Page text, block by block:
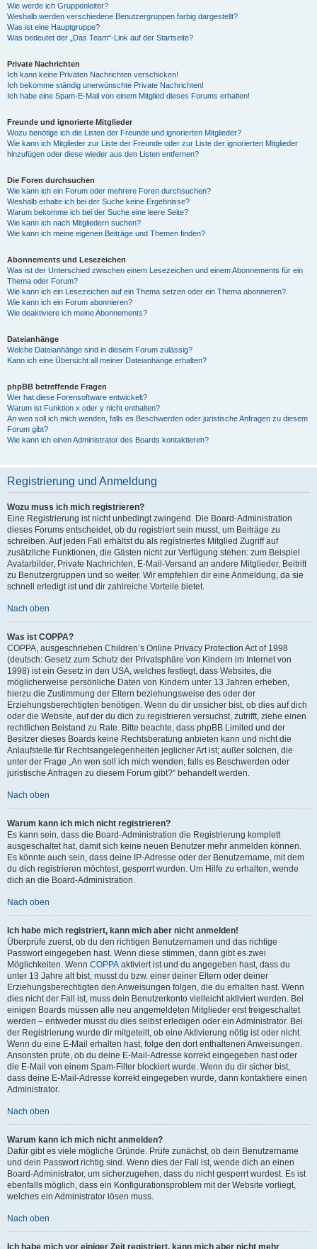
Wie werde ich Gruppenleiter?
Weshalb werden verschiedene Benutzergruppen farbig dargestellt?
Was ist eine Hauptgruppe?
Was bedeutet der „Das Team“-Link auf der Startseite?
Private Nachrichten
Ich kann keine Privaten Nachrichten verschicken!
Ich bekomme ständig unerwünschte Private Nachrichten!
Ich habe eine Spam-E-Mail von einem Mitglied dieses Forums erhalten!
Freunde und ignorierte Mitglieder
Wozu benötige ich die Listen der Freunde und ignorierten Mitglieder?
Wie kann ich Mitglieder zur Liste der Freunde oder zur Liste der ignorierten Mitglieder
hinzufügen oder diese wieder aus den Listen entfernen?
Die Foren durchsuchen
Wie kann ich ein Forum oder mehrere Foren durchsuchen?
Weshalb erhalte ich bei der Suche keine Ergebnisse?
Warum bekomme ich bei der Suche eine leere Seite?
Wie kann ich nach Mitgliedern suchen?
Wie kann ich meine eigenen Beiträge und Themen finden?
Abonnements und Lesezeichen
Was ist der Unterschied zwischen einem Lesezeichen und einem Abonnements für ein
Thema oder Forum?
Wie kann ich ein Lesezeichen auf ein Thema setzen oder ein Thema abonnieren?
Wie kann ich ein Forum abonnieren?
Wie deaktiviere ich meine Abonnements?
Dateianhänge
Welche Dateianhänge sind in diesem Forum zulässig?
Kann ich eine Übersicht all meiner Dateianhänge erhalten?
phpBB betreffende Fragen
Wer hat diese Forensoftware entwickelt?
Warum ist Funktion x oder y nicht enthalten?
An wen soll ich mich wenden, falls es Beschwerden oder juristische Anfragen zu diesem
Forum gibt?
Wie kann ich einen Administrator des Boards kontaktieren?
Registrierung und Anmeldung
Wozu muss ich mich registrieren?
Eine Registrierung ist nicht unbedingt zwingend. Die Board-Administration
dieses Forums entscheidet, ob du registriert sein musst, um Beiträge zu
schreiben. Auf jeden Fall erhältst du als registriertes Mitglied Zugriff auf
zusätzliche Funktionen, die Gästen nicht zur Verfügung stehen: zum Beispiel
Avatarbilder, Private Nachrichten, E-Mail-Versand an andere Mitglieder, Beitritt
zu Benutzergruppen und so weiter. Wir empfehlen dir eine Anmeldung, da sie
schnell erledigt ist und dir zahlreiche Vorteile bietet.
Nach oben
Was ist COPPA?
COPPA, ausgeschrieben Children’s Online Privacy Protection Act of 1998
(deutsch: Gesetz zum Schutz der Privatsphäre von Kindern im Internet von
1998) ist ein Gesetz in den USA, welches festlegt, dass Websites, die
möglicherweise persönliche Daten von Kindern unter 13 Jahren erheben,
hierzu die Zustimmung der Eltern beziehungsweise des oder der
Erziehungsberechtigten benötigen. Wenn du dir unsicher bist, ob dies auf dich
oder die Website, auf der du dich zu registrieren versuchst, zutrifft, ziehe einen
rechtlichen Beistand zu Rate. Bitte beachte, dass phpBB Limited und der
Besitzer dieses Boards keine Rechtsberatung anbieten kann und nicht die
Anlaufstelle für Rechtsangelegenheiten jeglicher Art ist; außer solchen, die
unter der Frage „An wen soll ich mich wenden, falls es Beschwerden oder
juristische Anfragen zu diesem Forum gibt?“ behandelt werden.
Nach oben
Warum kann ich mich nicht registrieren?
Es kann sein, dass die Board-Administration die Registrierung komplett
ausgeschaltet hat, damit sich keine neuen Benutzer mehr anmelden können.
Es könnte auch sein, dass deine IP-Adresse oder der Benutzername, mit dem
du dich registrieren möchtest, gesperrt wurden. Um Hilfe zu erhalten, wende
dich an die Board-Administration.
Nach oben
Ich habe mich registriert, kann mich aber nicht anmelden!
Überprüfe zuerst, ob du den richtigen Benutzernamen und das richtige
Passwort eingegeben hast. Wenn diese stimmen, dann gibt es zwei
Möglichkeiten. Wenn COPPA aktiviert ist und du angegeben hast, dass du
unter 13 Jahre alt bist, musst du bzw. einer deiner Eltern oder deiner
Erziehungsberechtigten den Anweisungen folgen, die du erhalten hast. Wenn
dies nicht der Fall ist, muss dein Benutzerkonto vielleicht aktiviert werden. Bei
einigen Boards müssen alle neu angemeldeten Mitglieder erst freigeschaltet
werden – entweder musst du dies selbst erledigen oder ein Administrator. Bei
der Registrierung wurde dir mitgeteilt, ob eine Aktivierung nötig ist oder nicht.
Wenn du eine E-Mail erhalten hast, folge den dort enthaltenen Anweisungen.
Ansonsten prüfe, ob du deine E-Mail-Adresse korrekt eingegeben hast oder
die E-Mail von einem Spam-Filter blockiert wurde. Wenn du dir sicher bist,
dass deine E-Mail-Adresse korrekt eingegeben wurde, dann kontaktiere einen
Administrator.
Nach oben
Warum kann ich mich nicht anmelden?
Dafür gibt es viele mögliche Gründe. Prüfe zunächst, ob dein Benutzername
und dein Passwort richtig sind. Wenn dies der Fall ist, wende dich an einen
Board-Administrator, um sicherzugehen, dass du nicht gesperrt wurdest. Es ist
ebenfalls möglich, dass ein Konfigurationsproblem mit der Website vorliegt,
welches ein Administrator lösen muss.
Nach oben
Ich habe mich vor einiger Zeit registriert, kann mich aber nicht mehr